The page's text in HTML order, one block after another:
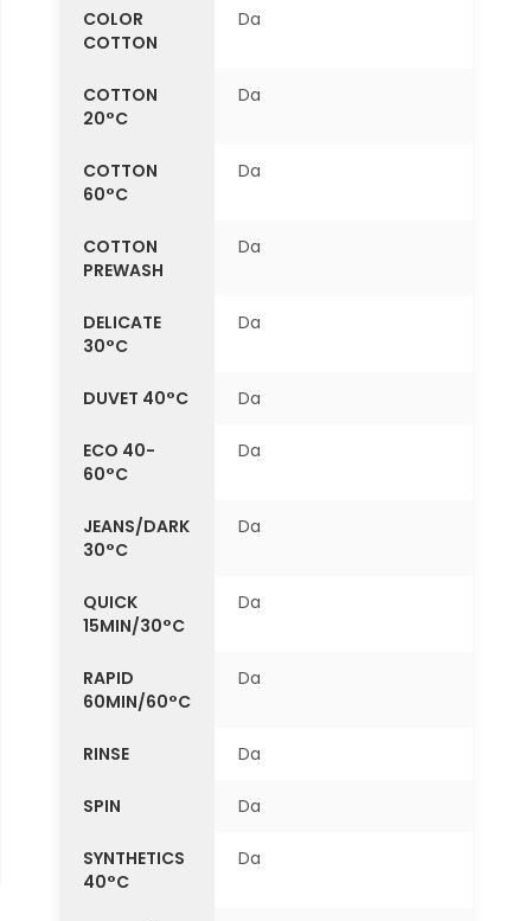
COLOR
COTTON
Da
COTTON
20°C
Da
COTTON
60°C
Da
COTTON
PREWASH
Da
DELICATE
30°C
Da
DUVET 40°C Da
ECO 40-
60°C
Da
JEANS/DARK
30°C
Da
QUICK
15MIN/30°C
Da
RAPID
60MIN/60°C
Da
RINSE Da
SPIN Da
SYNTHETICS
40°C
Da